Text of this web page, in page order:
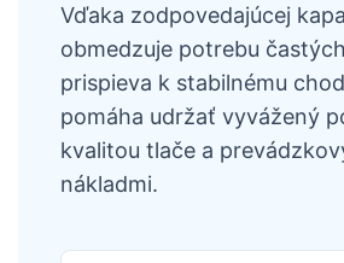
Vďaka zodpovedajúcej
obmedzuje potrebu
prispieva k stabilnému
pomáha udržať vyvážený
kvalitou tlače a
nákladmi.